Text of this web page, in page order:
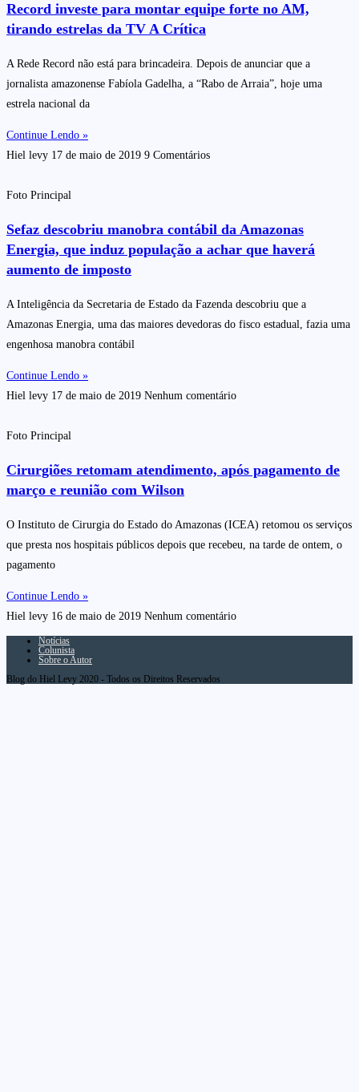
Record investe para montar equipe forte no AM,
tirando estrelas da TV A Crítica
A Rede Record não está para brincadeira. Depois de anunciar que a
jornalista amazonense Fabíola Gadelha, a “Rabo de Arraia”, hoje uma
estrela nacional da
Continue Lendo »
Hiel levy 17 de maio de 2019 9 Comentários
Foto Principal
Sefaz descobriu manobra contábil da Amazonas
Energia, que induz população a achar que haverá
aumento de imposto
A Inteligência da Secretaria de Estado da Fazenda descobriu que a
Amazonas Energia, uma das maiores devedoras do fisco estadual, fazia uma
engenhosa manobra contábil
Continue Lendo »
Hiel levy 17 de maio de 2019 Nenhum comentário
Foto Principal
Cirurgiões retomam atendimento, após pagamento de
março e reunião com Wilson
O Instituto de Cirurgia do Estado do Amazonas (ICEA) retomou os serviços
que presta nos hospitais públicos depois que recebeu, na tarde de ontem, o
pagamento
Continue Lendo »
Hiel levy 16 de maio de 2019 Nenhum comentário
Notícias
Colunista
Sobre o Autor
Blog do Hiel Levy 2020 - Todos os Direitos Reservados